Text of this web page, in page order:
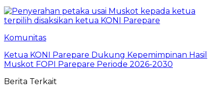
Komunitas
Ketua KONI Parepare Dukung Kepemimpinan Hasil
Muskot FOPI Parepare Periode 2026-2030
Berita Terkait